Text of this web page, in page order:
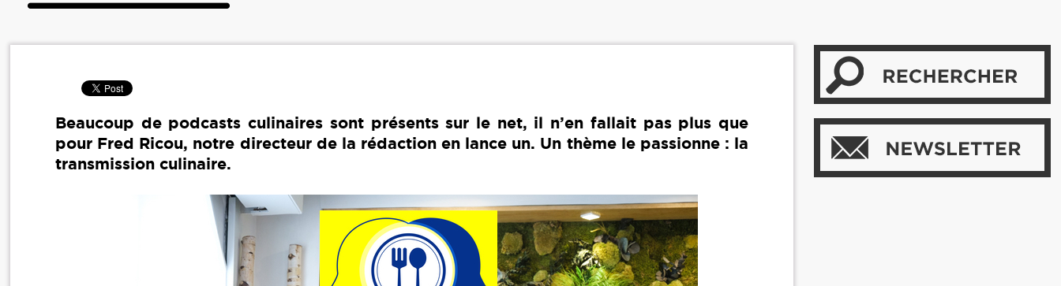
Beaucoup de podcasts culinaires sont présents sur le net, il n’en fallait pas plus que
pour Fred Ricou, notre directeur de la rédaction en lance un. Un thème le passionne : la
transmission culinaire.